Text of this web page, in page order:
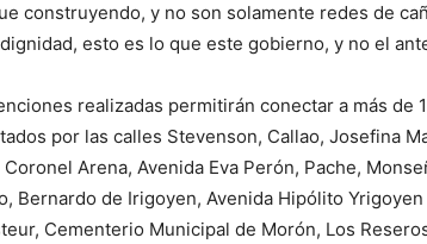
construyendo, y no son solamente redes de
esto es lo que este gobierno, y no el
realizadas permitirán conectar a más de
por las calles Stevenson, Callao, Josefina
Coronel Arena, Avenida Eva Perón, Pache,
Bernardo de Irigoyen, Avenida Hipólito
Cementerio Municipal de Morón, Los